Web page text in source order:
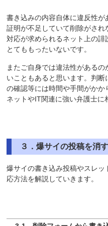
書き込みの内容自体に違反性
証明が不足していて削除がさ
対応が求められるネット上の
とてももったいないです。
またご自身では違法性がある
いこともあると思います。判
の確認等には時間や手間がか
ネットやIT関連に強い弁護士に
３．爆サイの投稿を消
爆サイの書き込み投稿やスレ
応方法を解説していきます。